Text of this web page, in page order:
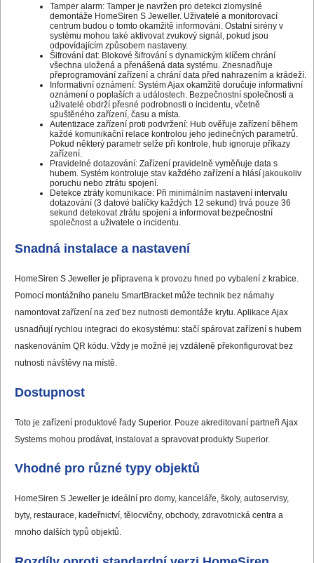
Tamper alarm: Tamper je navržen pro detekci zlomyslné
demontáže HomeSiren S Jeweller. Uživatelé a monitorovací
centrum budou o tomto okamžitě informováni. Ostatní sirény v
systému mohou také aktivovat zvukový signál, pokud jsou
odpovídajícím způsobem nastaveny.
Šifrování dat: Blokové šifrování s dynamickým klíčem chrání
všechna uložená a přenášená data systému. Znesnadňuje
přeprogramování zařízení a chrání data před nahrazením a krádeží.
Informativní oznámení: Systém Ajax okamžitě doručuje informativní
oznámení o poplaších a událostech. Bezpečnostní společnosti a
uživatelé obdrží přesné podrobnosti o incidentu, včetně
spuštěného zařízení, času a místa.
Autentizace zařízení proti podvržení: Hub ověřuje zařízení během
každé komunikační relace kontrolou jeho jedinečných parametrů.
Pokud některý parametr selže při kontrole, hub ignoruje příkazy
zařízení.
Pravidelné dotazování: Zařízení pravidelně vyměňuje data s
hubem. Systém kontroluje stav každého zařízení a hlásí jakoukoliv
poruchu nebo ztrátu spojení.
Detekce ztráty komunikace: Při minimálním nastavení intervalu
dotazování (3 datové balíčky každých 12 sekund) trvá pouze 36
sekund detekovat ztrátu spojení a informovat bezpečnostní
společnost a uživatele o incidentu.
Snadná instalace a nastavení
HomeSiren S Jeweller je připravena k provozu hned po vybalení z krabice.
Pomocí montážního panelu SmartBracket může technik bez námahy
namontovat zařízení na zeď bez nutnosti demontáže krytu. Aplikace Ajax
usnadňují rychlou integraci do ekosystému: stačí spárovat zařízení s hubem
naskenováním QR kódu. Vždy je možné jej vzdáleně překonfigurovat bez
nutnosti návštěvy na místě.
Dostupnost
Toto je zařízení produktové řady Superior. Pouze akreditovaní partneři Ajax
Systems mohou prodávat, instalovat a spravovat produkty Superior.
Vhodné pro různé typy objektů
HomeSiren S Jeweller je ideální pro domy, kanceláře, školy, autoservisy,
byty, restaurace, kadeřnictví, tělocvičny, obchody, zdravotnická centra a
mnoho dalších typů objektů.